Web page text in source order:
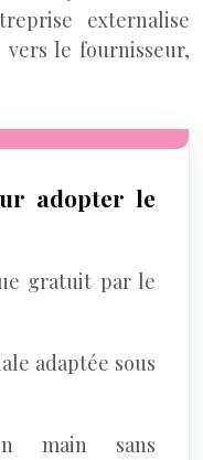
externalise
le fournisseur,
adopter le
gratuit par le
adaptée sous
main sans